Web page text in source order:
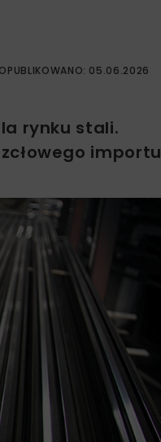
OPUBLIKOWANO: 05.06.2026
rynku stali.
importu